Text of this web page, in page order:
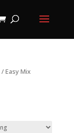
/ Easy Mix